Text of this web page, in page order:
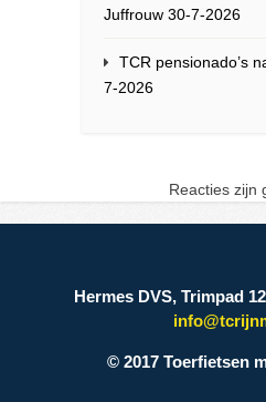
Juffrouw 30-7-2026
TCR pensionado’s
7-2026
Reacties zijn
Hermes DVS, Trimpad
© 2017 Toerfietsen